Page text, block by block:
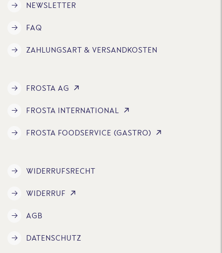
NEWSLETTER
FAQ
ZAHLUNGSART & VERSANDKOSTEN
FROSTA AG
FROSTA INTERNATIONAL
FROSTA FOODSERVICE (GASTRO)
WIDERRUFSRECHT
WIDERRUF
AGB
DATENSCHUTZ